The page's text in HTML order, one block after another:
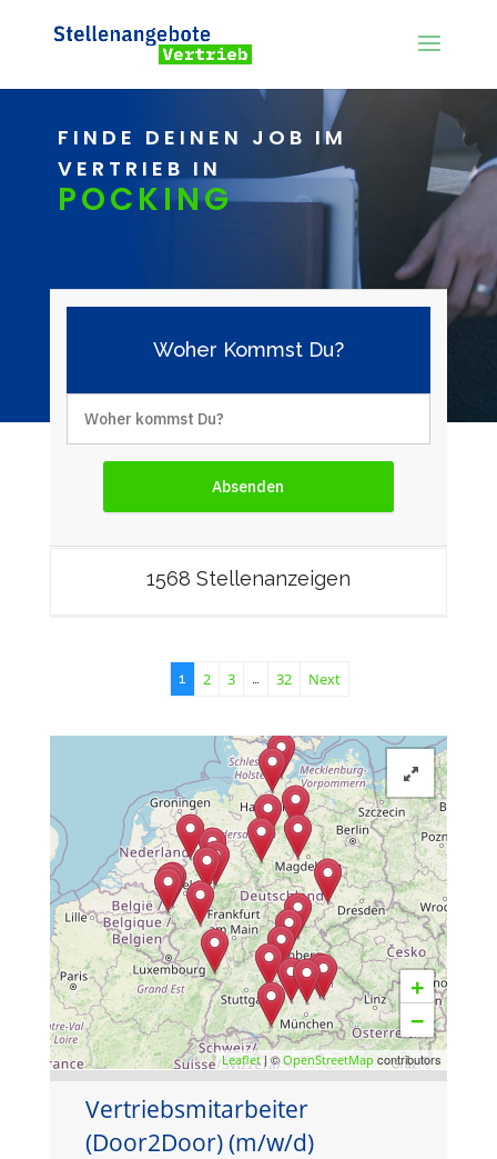
FINDE DEINEN JOB IM
VERTRIEB IN
POCKING
Woher Kommst Du?
1568 Stellenanzeigen
1 2 3 … 32 Next
+
−
Leaflet| ©OpenStreetMap contributors
Vertriebsmitarbeiter
(Door2Door) (m/w/d)